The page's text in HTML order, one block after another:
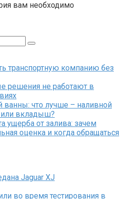
вам необходимо
транспортную компанию без
решения не работают в
ванны: что лучше – наливной
или вкладыш?
ущерба от залива: зачем
оценка и когда обращаться
Jaguar XJ
во время тестирования в